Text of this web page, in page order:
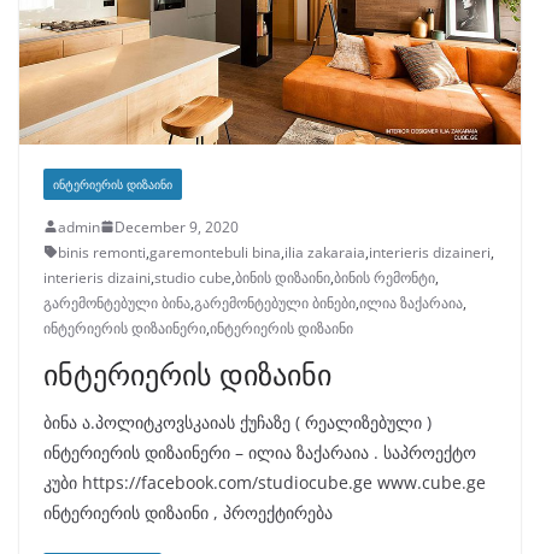
ᲘᲜᲢᲔᲠᲘᲔᲠᲘᲡ ᲓᲘᲖᲐᲘᲜᲘ
admin
December 9, 2020
binis remonti,garemontebuli bina,ilia zakaraia,interieris dizaineri,
interieris dizaini,studio cube,ბინის დიზაინი,ბინის რემონტი,
გარემონტებული ბინა,გარემონტებული ბინები,ილია ზაქარაია,
ინტერიერის დიზაინერი,ინტერიერის დიზაინი
ინტერიერის დიზაინი
ბინა ა.პოლიტკოვსკაიას ქუჩაზე ( რეალიზებული )
ინტერიერის დიზაინერი – ილია ზაქარაია . საპროექტო
კუბი https://facebook.com/studiocube.ge www.cube.ge
ინტერიერის დიზაინი , პროექტირება